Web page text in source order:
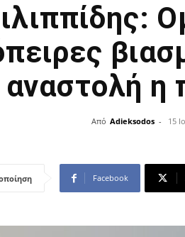
αναστολή η
Από Adieksodos - 15
Facebook